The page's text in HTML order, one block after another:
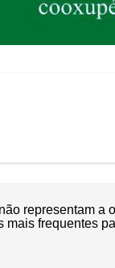
representam a
frequentes